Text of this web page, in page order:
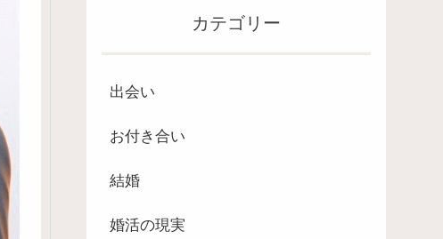
カテゴリー
出会い
お付き合い
結婚
婚活の現実